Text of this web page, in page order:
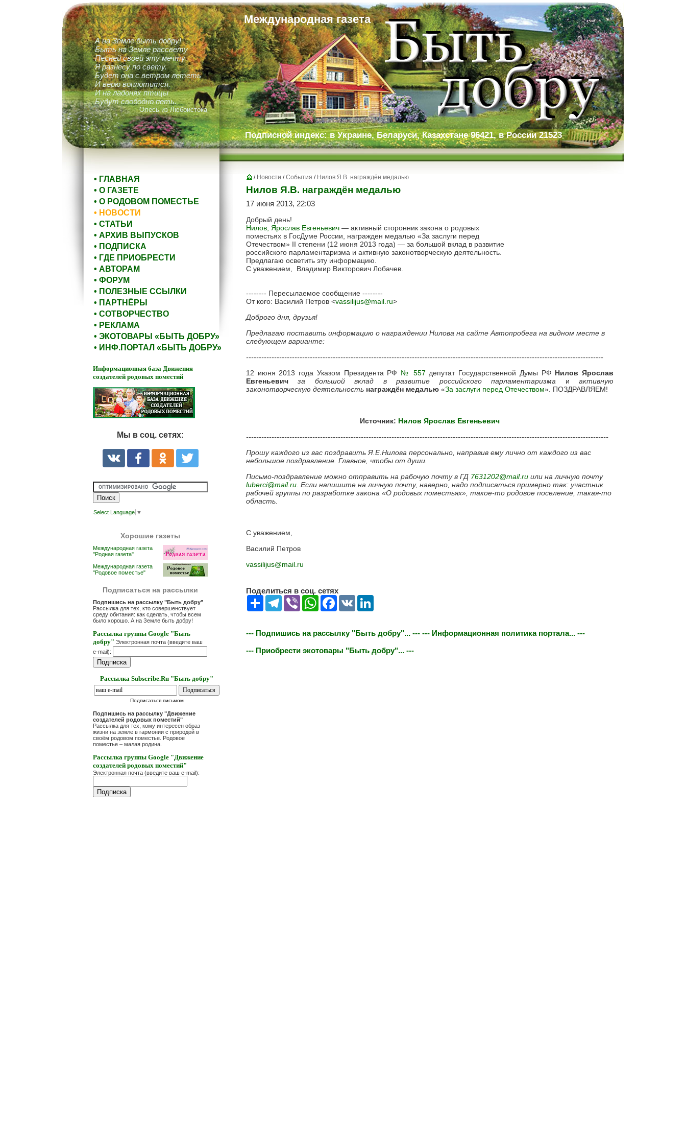
Международная газета
А на Земле быть добру!
Быть на Земле рассвету
Песней своей эту мечту
Я разнесу по свету.
Будет она с ветром лететь
И верю воплотится.
И на ладонях птицы
Будут свободно петь.
Олесь из Любоистока
Подписной индекс: в Украине, Беларуси, Казахстане 96421, в России 21523
• ГЛАВНАЯ
• О ГАЗЕТЕ
• О РОДОВОМ ПОМЕСТЬЕ
• НОВОСТИ
• СТАТЬИ
• АРХИВ ВЫПУСКОВ
• ПОДПИСКА
• ГДЕ ПРИОБРЕСТИ
• АВТОРАМ
• ФОРУМ
• ПОЛЕЗНЫЕ ССЫЛКИ
• ПАРТНЁРЫ
• СОТВОРЧЕСТВО
• РЕКЛАМА
• ЭКОТОВАРЫ «БЫТЬ ДОБРУ»
• ИНФ.ПОРТАЛ «БЫТЬ ДОБРУ»
Информационная база Движения
создателей родовых поместий
Мы в соц. сетях:
Select Language ▼
Хорошие газеты
Международная газета
"Родная газета"
Международная газета
"Родовое поместье"
Подписаться на рассылки
Подпишись на рассылку "Быть добру"
Рассылка для тех, кто совершенствует
среду обитания: как сделать, чтобы всем
было хорошо. А на Земле быть добру!
Рассылка группы Google "Быть
добру" Электронная почта (введите ваш
e-mail):
Рассылка Subscribe.Ru "Быть добру"
Подписаться письмом
Подпишись на рассылку "Движение
создателей родовых поместий"
Рассылка для тех, кому интересен образ
жизни на земле в гармонии с природой в
своём родовом поместье. Родовое
поместье – малая родина.
Рассылка группы Google "Движение
создателей родовых поместий"
Электронная почта (введите ваш e-mail):
/ Новости /События / Нилов Я.В. награждён медалью
Нилов Я.В. награждён медалью
17 июня 2013, 22:03
Добрый день!
Нилов, Ярослав Евгеньевич — активный сторонник закона о родовых
поместьях в ГосДуме России, награжден медалью «За заслуги перед
Отечеством» II степени (12 июня 2013 года) — за большой вклад в развитие
российского парламентаризма и активную законотворческую деятельность.
Предлагаю осветить эту информацию.
С уважением, Владимир Викторович Лобачев.
-------- Пересылаемое сообщение --------
От кого: Василий Петров <vassilijus@mail.ru>
Доброго дня, друзья!
Предлагаю поставить информацию о награждении Нилова на сайте Автопробега на видном месте в
следующем варианте:
--------------------------------------------------------------------------------------------------------------------------------------------
12 июня 2013 года Указом Президента РФ № 557 депутат Государственной Думы РФ Нилов Ярослав
Евгеньевич
за большой вклад в развитие российского парламентаризма иактивную
законотворческую деятельность награждён медалью «За заслуги перед Отечеством». ПОЗДРАВЛЯЕМ!
Источник: Нилов Ярослав Евгеньевич
----------------------------------------------------------------------------------------------------------------------------------------------
Прошу каждого из вас поздравить Я.Е.Нилова персонально, направив ему лично от каждого из вас
небольшое поздравление. Главное, чтобы от души.
Письмо-поздравление можно отправить на рабочую почту в ГД 7631202@mail.ru или на личную почту
luberci@mail.ru . Если напишите на личную почту, наверно, надо подписаться примерно так: участник
рабочей группы по разработке закона «О родовых поместьях», такое-то родовое поселение, такая-то
область.
С уважением,
Василий Петров
vassilijus@mail ru
Поделиться в соц. сетях
Share Telegram
Viber WhatsAppFacebook
VK
--- Подпишись на рассылку "Быть добру"... --- --- Информационная политика портала... ---
--- Приобрести экотовары "Быть добру"... ---